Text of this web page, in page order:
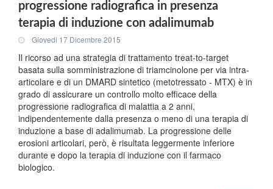
progressione radiografica in presenza
terapia di induzione con adalimumab
Giovedi 17 Dicembre 2015
Il ricorso ad una strategia di trattamento treat-to-target
basata sulla somministrazione di triamcinolone per via intra-
articolare e di un DMARD sintetico (metotressato - MTX) è in
grado di assicurare un controllo molto efficace della
progressione radiografica di malattia a 2 anni,
indipendentemente dalla presenza o meno di una terapia di
induzione a base di adalimumab. La progressione delle
erosioni articolari, però, è risultata leggermente inferiore
durante e dopo la terapia di induzione con il farmaco
biologico.